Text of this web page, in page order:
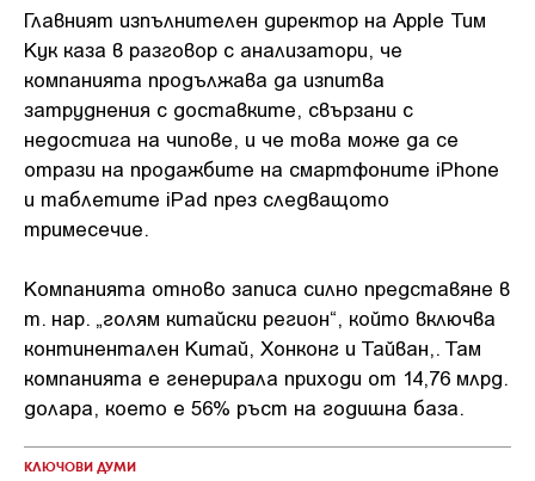
Главният изпълнителен директор на Apple Тим
Кук каза в разговор с анализатори, че
компанията продължава да изпитва
затруднения с доставките, свързани с
недостига на чипове, и че това може да се
отрази на продажбите на смартфоните iPhone
и таблетите iPad през следващото
тримесечие.
Компанията отново записа силно представяне в
т. нар. „голям китайски регион“, който включва
континентален Китай, Хонконг и Тайван,. Там
компанията е генерирала приходи от 14,76 млрд.
долара, което е 56% ръст на годишна база.
КЛЮЧОВИ ДУМИ